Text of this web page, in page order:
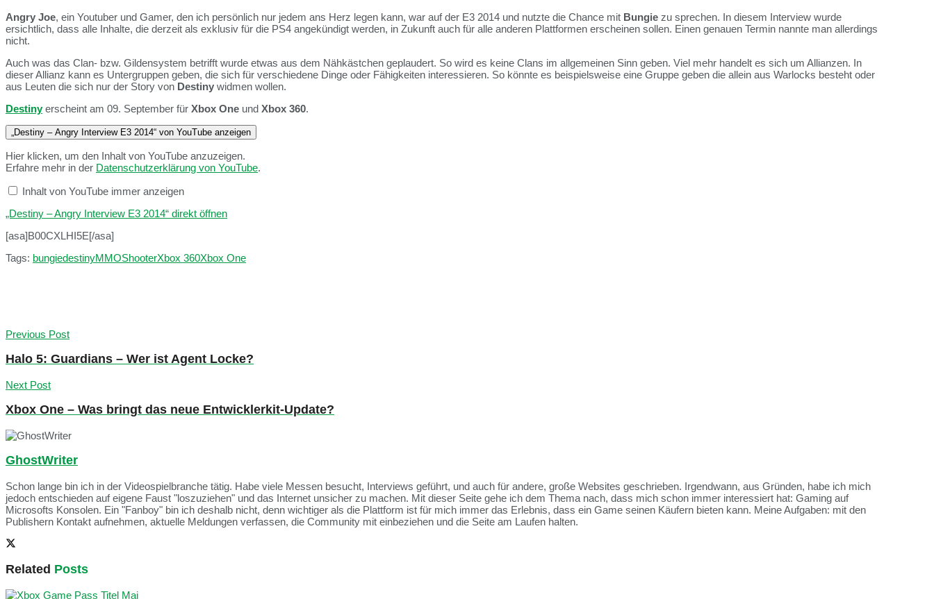
Angry Joe, ein Youtuber und Gamer, den ich persönlich nur jedem ans Herz legen kann, war auf der E3 2014 und nutzte die Chance mit Bungie zu sprechen. In diesem Interview wurde
ersichtlich, dass alle Inhalte, die derzeit als exklusiv für die PS4 angekündigt werden, in Zukunft auch für alle anderen Plattformen erscheinen sollen. Einen genauen Termin nannte man allerdings
nicht.
Auch was das Clan- bzw. Gildensystem betrifft wurde etwas aus dem Nähkästchen geplaudert. So wird es keine Clans im allgemeinen Sinn geben. Viel mehr handelt es sich um Allianzen. In
dieser Allianz kann es Untergruppen geben, die sich für verschiedene Dinge oder Fähigkeiten interessieren. So könnte es beispielsweise eine Gruppe geben die allein aus Warlocks besteht oder
aus Leuten die sich nur der Story von Destiny widmen wollen.
Destinyerscheint am 09. September für Xbox One und Xbox 360.
„Destiny – Angry Interview E3 2014“ von YouTube anzeigen
Hier klicken, um den Inhalt von YouTube anzuzeigen.
Erfahre mehr in der Datenschutzerklärung von YouTube.
Inhalt von YouTube immer anzeigen
„Destiny – Angry Interview E3 2014“ direkt öffnen
[asa]B00CXLHI5E[/asa]
Tags: bungiedestinyMMOShooterXbox 360Xbox One
Previous Post
Halo 5: Guardians – Wer ist Agent Locke?
Next Post
Xbox One – Was bringt das neue Entwicklerkit-Update?
GhostWriter
Schon lange bin ich in der Videospielbranche tätig. Habe viele Messen besucht, Interviews geführt, und auch für andere, große Websites geschrieben. Irgendwann, aus Gründen, habe ich mich
jedoch entschieden auf eigene Faust "loszuziehen" und das Internet unsicher zu machen. Mit dieser Seite gehe ich dem Thema nach, dass mich schon immer interessiert hat: Gaming auf
Microsofts Konsolen. Ein "Fanboy" bin ich deshalb nicht, denn wichtiger als die Plattform ist für mich immer das Erlebnis, dass ein Game seinen Käufern bieten kann. Meine Aufgaben: mit den
Publishern Kontakt aufnehmen, aktuelle Meldungen verfassen, die Community mit einbeziehen und die Seite am Laufen halten.
Related Posts